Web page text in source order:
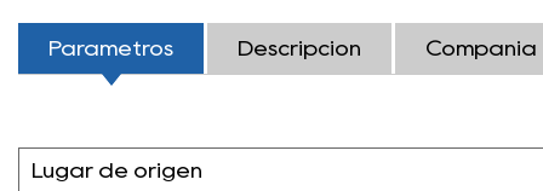
Parámetros Descripción Compañía
Lugar de origen